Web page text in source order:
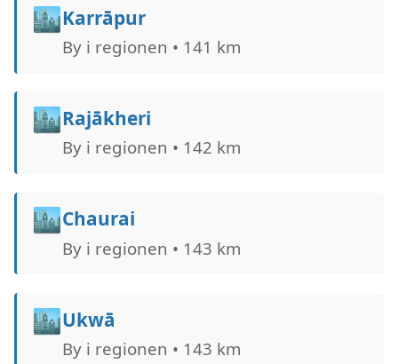
🏙️Karrāpur
By i regionen • 141 km
🏙️Rajākheri
By i regionen • 142 km
🏙️Chaurai
By i regionen • 143 km
🏙️Ukwā
By i regionen • 143 km